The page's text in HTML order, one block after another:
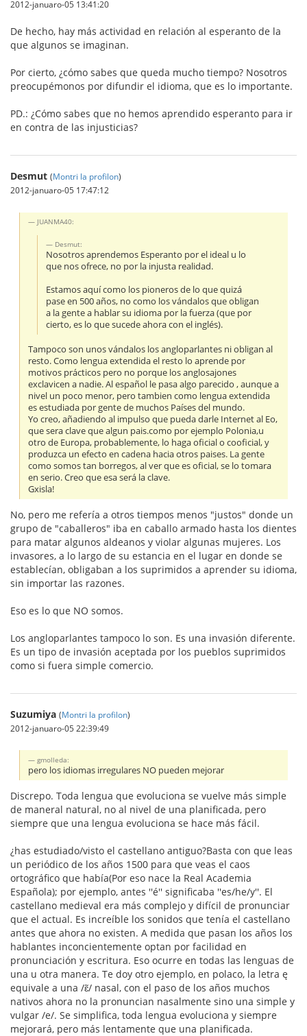
2012-januaro-05 13:41:20
De hecho, hay más actividad en relación al esperanto de la
que algunos se imaginan.
Por cierto, ¿cómo sabes que queda mucho tiempo? Nosotros
preocupémonos por difundir el idioma, que es lo importante.
PD.: ¿Cómo sabes que no hemos aprendido esperanto para ir
en contra de las injusticias?
Desmut (Montri la profilon)
2012-januaro-05 17:47:12
JUANMA40:
Desmut:
Nosotros aprendemos Esperanto por el ideal u lo
que nos ofrece, no por la injusta realidad.
Estamos aquí como los pioneros de lo que quizá
pase en 500 años, no como los vándalos que obligan
a la gente a hablar su idioma por la fuerza (que por
cierto, es lo que sucede ahora con el inglés).
Tampoco son unos vándalos los angloparlantes ni obligan al
resto. Como lengua extendida el resto lo aprende por
motivos prácticos pero no porque los anglosajones
exclavicen a nadie. Al español le pasa algo parecido , aunque a
nivel un poco menor, pero tambien como lengua extendida
es estudiada por gente de muchos Países del mundo.
Yo creo, añadiendo al impulso que pueda darle Internet al Eo,
que sera clave que algun pais.como por ejemplo Polonia,u
otro de Europa, probablemente, lo haga oficial o cooficial, y
produzca un efecto en cadena hacia otros paises. La gente
como somos tan borregos, al ver que es oficial, se lo tomara
en serio. Creo que esa será la clave.
Gxisla!
No, pero me refería a otros tiempos menos "justos" donde un
grupo de "caballeros" iba en caballo armado hasta los dientes
para matar algunos aldeanos y violar algunas mujeres. Los
invasores, a lo largo de su estancia en el lugar en donde se
establecían, obligaban a los suprimidos a aprender su idioma,
sin importar las razones.
Eso es lo que NO somos.
Los angloparlantes tampoco lo son. Es una invasión diferente.
Es un tipo de invasión aceptada por los pueblos suprimidos
como si fuera simple comercio.
Suzumiya (Montri la profilon)
2012-januaro-05 22:39:49
gmolleda:
pero los idiomas irregulares NO pueden mejorar
Discrepo. Toda lengua que evoluciona se vuelve más simple
de maneral natural, no al nivel de una planificada, pero
siempre que una lengua evoluciona se hace más fácil.
¿has estudiado/visto el castellano antiguo?Basta con que leas
un periódico de los años 1500 para que veas el caos
ortográfico que había(Por eso nace la Real Academia
Española); por ejemplo, antes ''é'' significaba ''es/he/y''. El
castellano medieval era más complejo y difícil de pronunciar
que el actual. Es increíble los sonidos que tenía el castellano
antes que ahora no existen. A medida que pasan los años los
hablantes inconcientemente optan por facilidad en
pronunciación y escritura. Eso ocurre en todas las lenguas de
una u otra manera. Te doy otro ejemplo, en polaco, la letra ę
equivale a una /ɛ̃/ nasal, con el paso de los años muchos
nativos ahora no la pronuncian nasalmente sino una simple y
vulgar /e/. Se simplifica, toda lengua evoluciona y siempre
mejorará, pero más lentamente que una planificada.